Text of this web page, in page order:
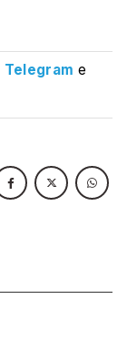
Telegram e